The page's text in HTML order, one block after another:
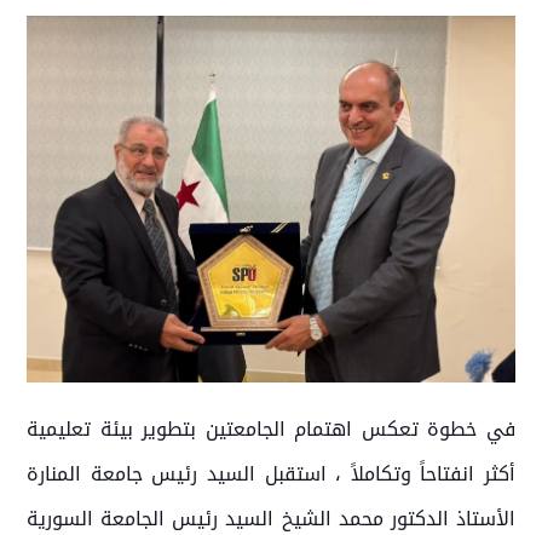
في خطوة تعكس اهتمام الجامعتين بتطوير بيئة تعليمية
أكثر انفتاحاً وتكاملاً ، استقبل السيد رئيس جامعة المنارة
الأستاذ الدكتور محمد الشيخ السيد رئيس الجامعة السورية